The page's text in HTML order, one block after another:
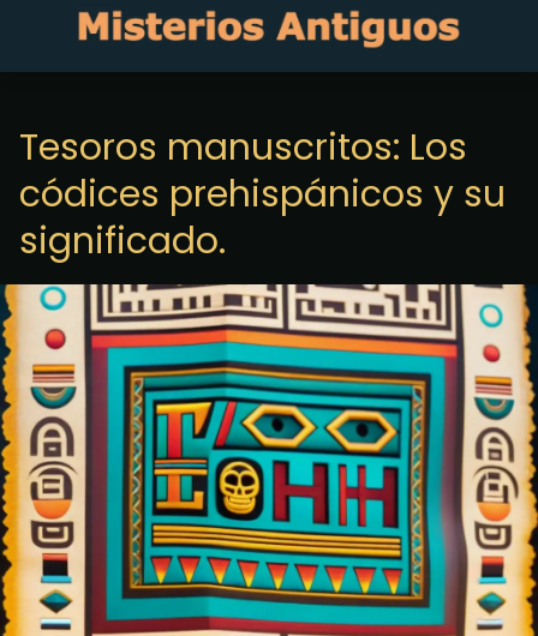
Tesoros manuscritos: Los
códices prehispánicos y su
significado.